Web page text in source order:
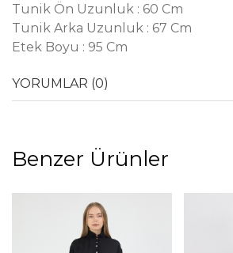
Tunik Ön Uzunluk : 60 Cm
Tunik Arka Uzunluk : 67 Cm
Etek Boyu : 95 Cm
YORUMLAR (0)
Benzer Ürünler